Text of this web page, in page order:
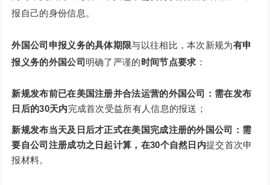
报自己的身份信息。
外国公司申报义务的具体期限与以往相比，本次新规为有申
报义务的外国公司 明确了严谨的时间节点要求 ：
新规发布前已在美国注册并合法运营的外国公司： 需在发布
日后的30天内完成首次受益所有人信息的报送；
新规发布当天及日后才正式在美国完成注册的外国公司： 需
要自公司注册成功之日起计算，在30个自然日内提交首次申
报材料。